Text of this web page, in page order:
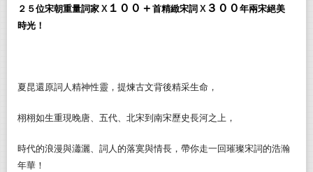
２５位宋朝重量詞家 X １００＋ 首精緻宋詞 X ３００ 年兩宋絕美
時光！
夏昆還原詞人精神性靈，提煉古文背後精采生命，
栩栩如生重現晚唐、五代、北宋到南宋歷史長河之上，
時代的浪漫與瀟灑、詞人的落寞與情長，帶你走一回璀璨宋詞的浩瀚
年華！